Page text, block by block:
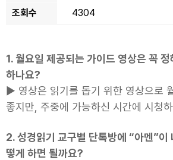
조회수
4304
1. 월요일 제공되는 가이드 영상은 꼭
하나요?
▶ 영상은 읽기를 돕기 위한 영상으로
좋지만, 주중에 가능하신 시간에 시청
2. 성경읽기 교구별 단톡방에 “아멘”이
떻게 하면 될까요?